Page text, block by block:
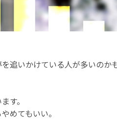
追いかけている人が多いのか
す。
めてもいい。